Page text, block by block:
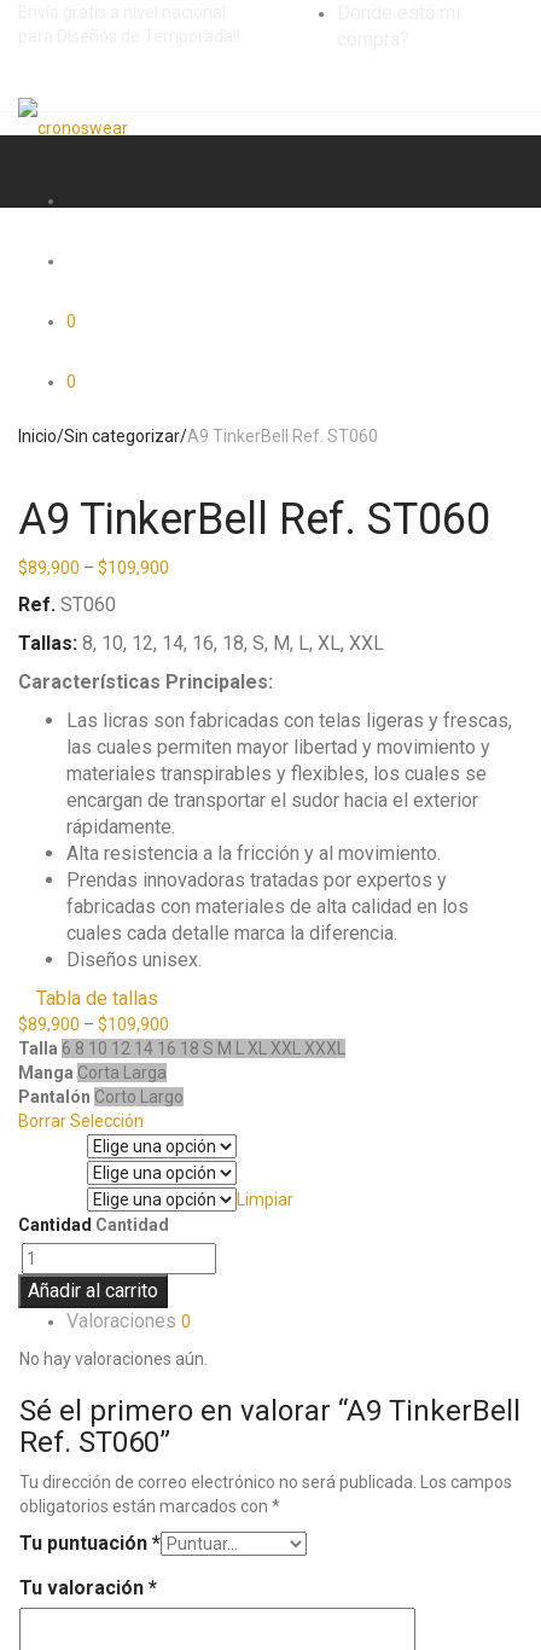
0
0
Inicio/Sin categorizar/A9 TinkerBell Ref. ST060
A9 TinkerBell Ref. ST060
$89,900 – $109,900
Ref. ST060
Tallas: 8, 10, 12, 14, 16, 18, S, M, L, XL, XXL
Características Principales:
Las licras son fabricadas con telas ligeras y frescas,
las cuales permiten mayor libertad y movimiento y
materiales transpirables y flexibles, los cuales se
encargan de transportar el sudor hacia el exterior
rápidamente.
Alta resistencia a la fricción y al movimiento.
Prendas innovadoras tratadas por expertos y
fabricadas con materiales de alta calidad en los
cuales cada detalle marca la diferencia.
Diseños unisex.
Tabla de tallas
$89,900 – $109,900
Talla 6 8 10 12 14 16 18 S M L XL XXL XXXL
Manga Corta Larga
Pantalón Corto Largo
Borrar Selección
Limpiar
Cantidad Cantidad
Añadir al carrito
Valoraciones 0
No hay valoraciones aún.
Sé el primero en valorar “A9 TinkerBell
Ref. ST060”
Tu dirección de correo electrónico no será publicada. Los campos
obligatorios están marcados con *
Tu puntuación *
Tu valoración *